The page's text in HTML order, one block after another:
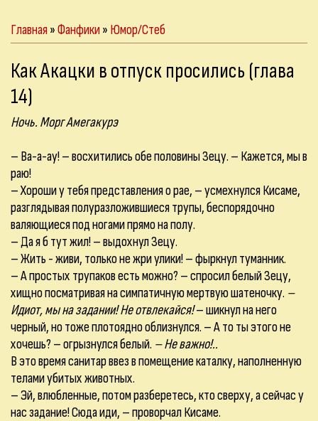
Главная»Фанфики» Юмор/Стеб
Как Акацки в отпуск просились (глава
14)
Ночь. Морг Амегакурэ
– Ва-а-ау! – восхитились обе половины Зецу. – Кажется, мы в
раю!
– Хороши у тебя представления о рае, – усмехнулся Кисаме,
разглядывая полуразложившиеся трупы, беспорядочно
валяющиеся под ногами прямо на полу.
– Да я б тут жил! – выдохнул Зецу.
– Жить - живи, только не жри улики! – фыркнул туманник.
– А простых трупаков есть можно? – спросил белый Зецу,
хищно посматривая на симпатичную мертвую шатеночку. –
Идиот, мы на задании! Не отвлекайся!– шикнул на него
черный, но тоже плотоядно облизнулся. – А то ты этого не
хочешь? – огрызнулся белый. – Не важно!..
В это время санитар ввез в помещение каталку, наполненную
телами убитых животных.
– Эй, влюбленные, потом разберетесь, кто сверху, а сейчас у
нас задание! Сюда иди, – проворчал Кисаме.